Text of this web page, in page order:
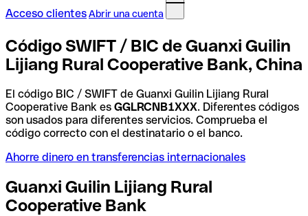
Acceso clientesAbrir una cuenta
Código SWIFT / BIC de Guanxi Guilin
Lijiang Rural Cooperative Bank, China
El código BIC / SWIFT de Guanxi Guilin Lijiang Rural
Cooperative Bank es GGLRCNB1XXX. Diferentes códigos
son usados para diferentes servicios. Comprueba el
código correcto con el destinatario o el banco.
Ahorre dinero en transferencias internacionales
Guanxi Guilin Lijiang Rural
Cooperative Bank